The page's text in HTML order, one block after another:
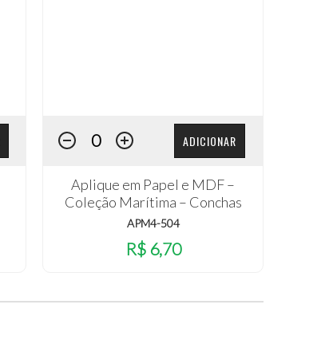
ADICIONAR
Aplique em Papel e MDF –
Coleção Marítima – Conchas
APM4-504
R$ 6,70